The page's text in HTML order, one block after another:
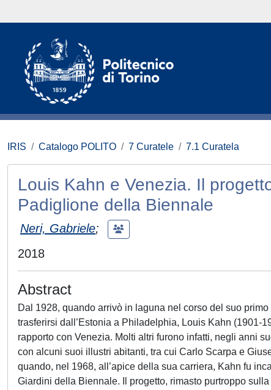
IRIS Catalogo POLITO 7 Curatele 7.1 Curatela
Louis Kahn e Venezia. Il
Padiglione della Biennale
Neri, Gabriele;
2018
Abstract
Dal 1928, quando arrivò in laguna nel corso del suo
trasferirsi dall’Estonia a Philadelphia, Louis Kahn (1901-
rapporto con Venezia. Molti altri furono infatti, negli anni
con alcuni suoi illustri abitanti, tra cui Carlo Scarpa e
quando, nel 1968, all’apice della sua carriera, Kahn fu
Giardini della Biennale. Il progetto, rimasto purtroppo